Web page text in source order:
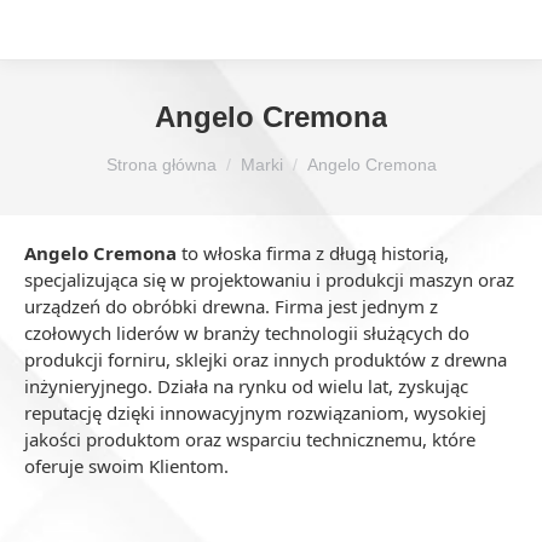
Angelo Cremona
Strona główna Marki Angelo Cremona
Angelo Cremona to włoska firma z długą historią,
specjalizująca się w projektowaniu i produkcji maszyn oraz
urządzeń do obróbki drewna. Firma jest jednym z
czołowych liderów w branży technologii służących do
produkcji forniru, sklejki oraz innych produktów z drewna
inżynieryjnego. Działa na rynku od wielu lat, zyskując
reputację dzięki innowacyjnym rozwiązaniom, wysokiej
jakości produktom oraz wsparciu technicznemu, które
oferuje swoim Klientom.